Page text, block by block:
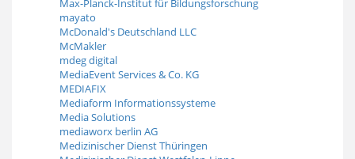
mayato
McDonald's Deutschland LLC
McMakler
mdeg digital
MediaEvent Services & Co. KG
MEDIAFIX
Mediaform Informationssysteme
Media Solutions
mediaworx berlin AG
Medizinischer Dienst Thüringen